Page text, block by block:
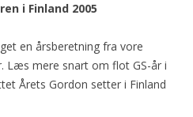
i Finland 2005
en årsberetning fra vore
Læs mere snart om flot GS-år i
Årets Gordon setter i Finland